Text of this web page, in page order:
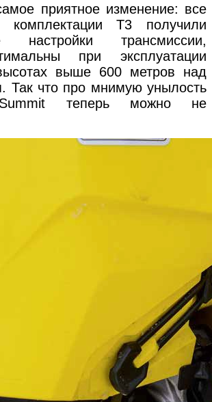
приятное изменение: все
комплектации Т3 получили
настройки трансмиссии,
при эксплуатации
выше 600 метров над
Так что про мнимую унылость
теперь можно не